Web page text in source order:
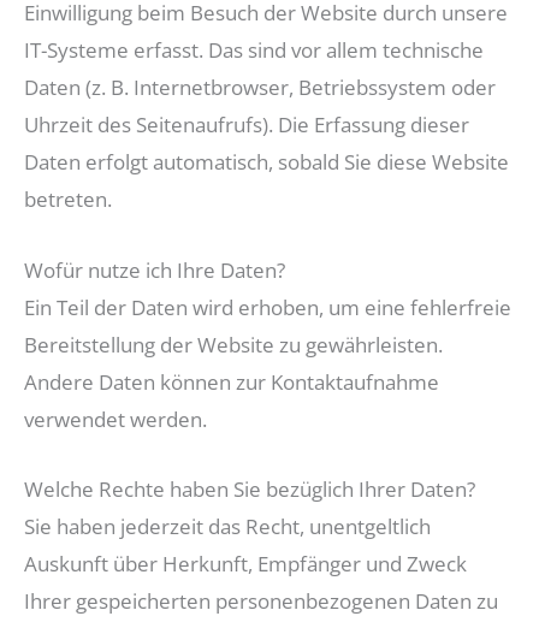
Einwilligung beim Besuch der Website durch unsere
IT-Systeme erfasst. Das sind vor allem technische
Daten (z. B. Internetbrowser, Betriebssystem oder
Uhrzeit des Seitenaufrufs). Die Erfassung dieser
Daten erfolgt automatisch, sobald Sie diese Website
betreten.
Wofür nutze ich Ihre Daten?
Ein Teil der Daten wird erhoben, um eine fehlerfreie
Bereitstellung der Website zu gewährleisten.
Andere Daten können zur Kontaktaufnahme
verwendet werden.
Welche Rechte haben Sie bezüglich Ihrer Daten?
Sie haben jederzeit das Recht, unentgeltlich
Auskunft über Herkunft, Empfänger und Zweck
Ihrer gespeicherten personenbezogenen Daten zu